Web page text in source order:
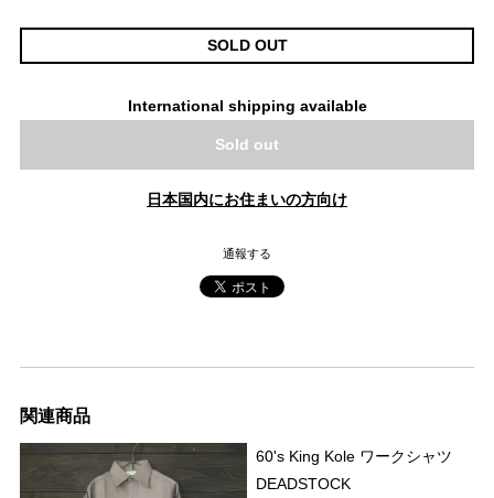
SOLD OUT
International shipping available
Sold out
日本国内にお住まいの方向け
通報する
関連商品
60's King Kole ワークシャツ
DEADSTOCK